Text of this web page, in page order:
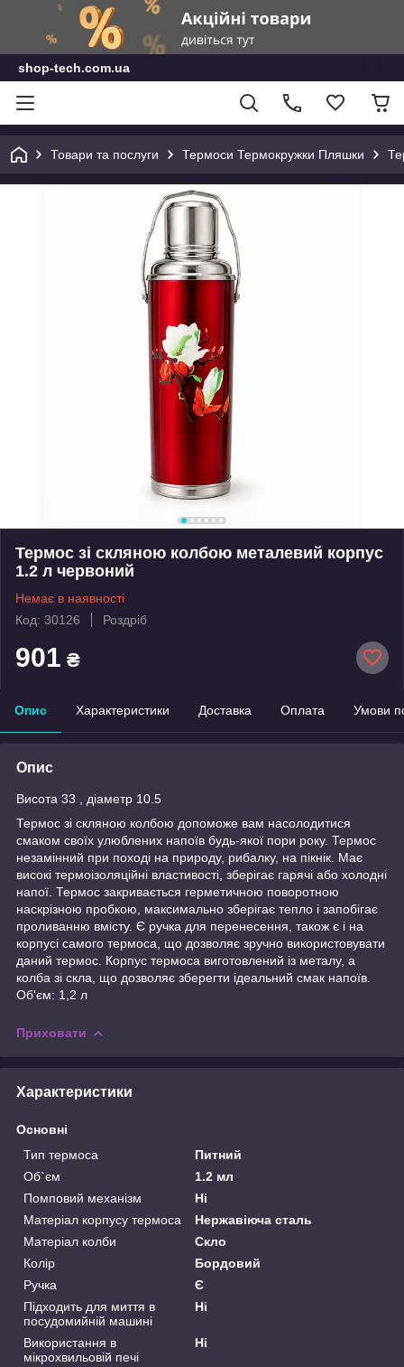
shop-tech.com.ua
Товари та послуги Термоси Термокружки Пляшки
Термос зі скляною колбою металевий корпус
1.2 л червоний
Немає в наявності
Код: 30126
Роздріб
901 ₴
Опис Характеристики Доставка Оплата Умови
Опис
Висота 33 , діаметр 10.5
Термос зі скляною колбою допоможе вам насолодитися
смаком своїх улюблених напоїв будь-якої пори року. Термос
незамінний при поході на природу, рибалку, на пікнік. Має
високі термоізоляційні властивості, зберігає гарячі або холодні
напої. Термос закривається герметичною поворотною
наскрізною пробкою, максимально зберігає тепло і запобігає
проливанню вмісту. Є ручка для перенесення, також є і на
корпусі самого термоса, що дозволяє зручно використовувати
даний термос. Корпус термоса виготовлений із металу, а
колба зі скла, що дозволяє зберегти ідеальний смак напоїв.
Об'єм: 1,2 л
Приховати
Характеристики
Основні
Тип термоса
Питний
Об`єм
1.2 мл
Помповий механізм
Ні
Матеріал корпусу термоса
Нержавіюча сталь
Матеріал колби
Скло
Колір
Бордовий
Ручка
Є
Підходить для миття в
посудомийній машині
Ні
Використання в
мікрохвильовій печі
Ні